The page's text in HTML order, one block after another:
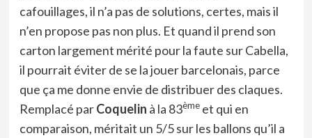
cafouillages, il n’a pas de solutions, certes, mais il
n’en propose pas non plus. Et quand il prend son
carton largement mérité pour la faute sur Cabella,
il pourrait éviter de se la jouer barcelonais, parce
que ça me donne envie de distribuer des claques.
Remplacé parCoquelin à la 83èmeet qui en
comparaison, méritait un 5/5 sur les ballons qu’il a